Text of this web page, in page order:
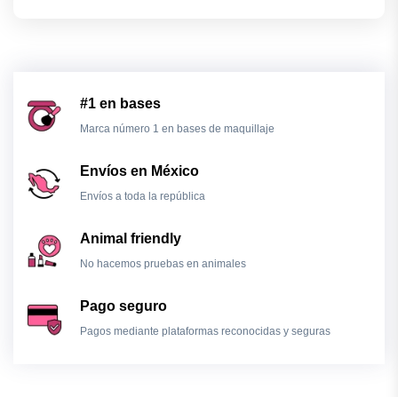
#1 en bases
Marca número 1 en bases de maquillaje
Envíos en México
Envíos a toda la república
Animal friendly
No hacemos pruebas en animales
Pago seguro
Pagos mediante plataformas reconocidas y seguras